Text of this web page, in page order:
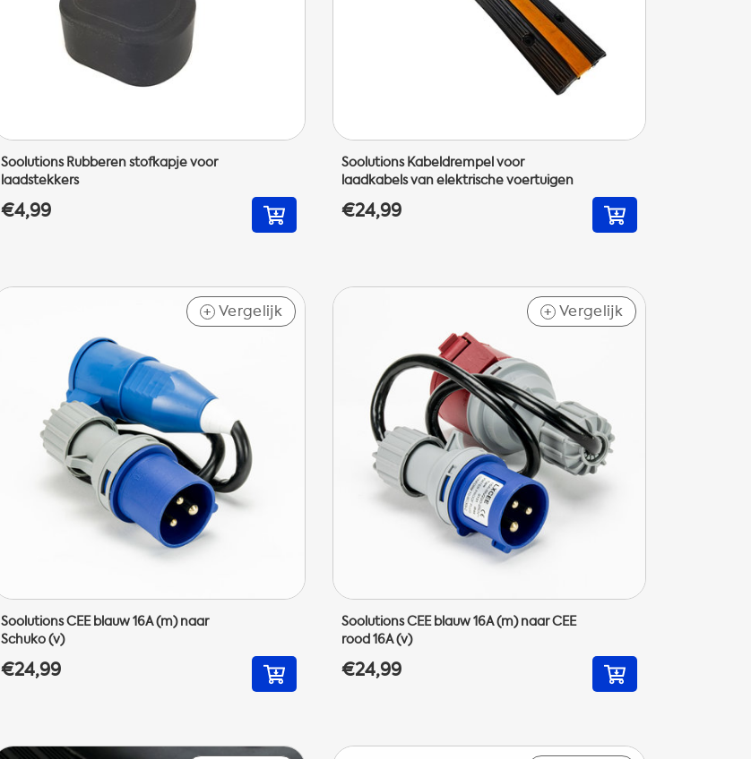
Soolutions Rubberen stofkapje voor
laadstekkers
€4,99
Soolutions Kabeldrempel voor
laadkabels van elektrische voertuigen
€24,99
+ Vergelijk
Soolutions CEE blauw 16A (m) naar
Schuko (v)
€24,99
+ Vergelijk
Soolutions CEE blauw 16A (m) naar CEE
rood 16A (v)
€24,99